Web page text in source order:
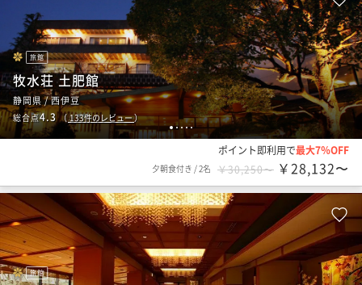
12345
旅館
牧水荘 土肥館
静岡県 / 西伊豆
総合点4.3（133件のレビュー）
ポイント即利用で最大7％OFF
夕朝食付き /2名 ￥30,250〜 ￥28,132〜
旅館